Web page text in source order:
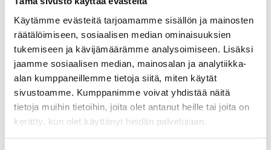
Käytämme evästeitä tarjoamamme sisällön ja mainosten
räätälöimiseen, sosiaalisen median ominaisuuksien
tukemiseen ja kävijämäärämme analysoimiseen. Lisäksi
jaamme sosiaalisen median, mainosalan ja analytiikka-
alan kumppaneillemme tietoja siitä, miten käytät
sivustoamme. Kumppanimme voivat yhdistää näitä
tietoja muihin tietoihin, joita olet antanut heille tai joita on
kerätty, kun olet käyttänyt heidän palvelujaan.
2020
2019
2018
2017